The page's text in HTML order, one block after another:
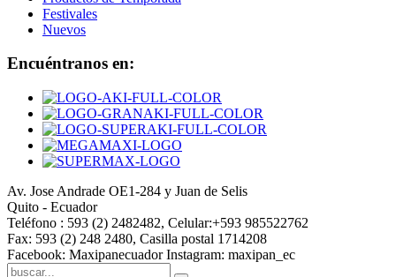
Festivales
Nuevos
Encuéntranos en:
Av. Jose Andrade OE1-284 y Juan de Selis
Quito - Ecuador
Teléfono : 593 (2) 2482482, Celular:+593 985522762
Fax: 593 (2) 248 2480, Casilla postal 1714208
Facebook: Maxipanecuador Instagram: maxipan_ec